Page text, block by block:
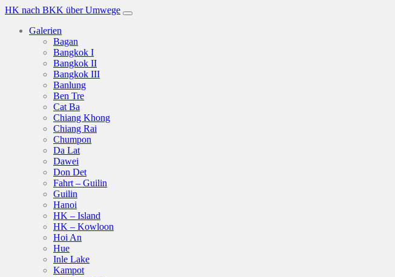
HK nach BKK über Umwege
Galerien
Bagan
Bangkok I
Bangkok II
Bangkok III
Banlung
Ben Tre
Cat Ba
Chiang Khong
Chiang Rai
Chumpon
Da Lat
Dawei
Don Det
Fahrt – Guilin
Guilin
Hanoi
HK – Island
HK – Kowloon
Hoi An
Hue
Inle Lake
Kampot